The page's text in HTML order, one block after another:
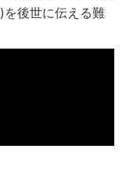
後世に伝える難